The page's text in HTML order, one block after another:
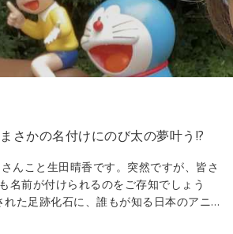
さかの名付けにのび太の夢叶う!?
んこと生田晴香です。突然ですが、皆さ
名前が付けられるのをご存知でしょう
た足跡化石に、誰もが知る日本のアニメ